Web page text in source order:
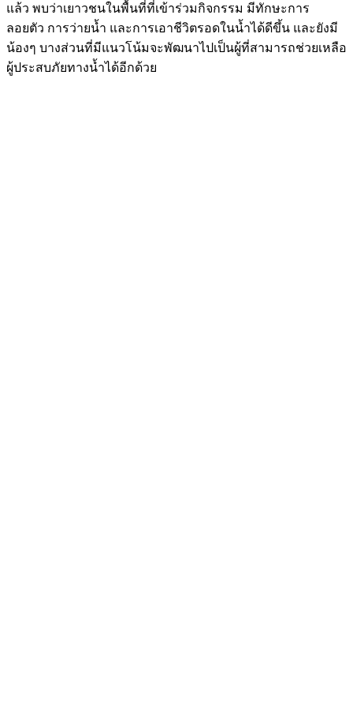
แล้ว พบว่าเยาวชนในพื้นที่ที่เข้าร่วมกิจกรรม มีทักษะการ
ลอยตัว การว่ายน้ำ และการเอาชีวิตรอดในน้ำได้ดีขึ้น และยังมี
น้องๆ บางส่วนที่มีแนวโน้มจะพัฒนาไปเป็นผู้ที่สามารถช่วยเหลือ
ผู้ประสบภัยทางน้ำได้อีกด้วย